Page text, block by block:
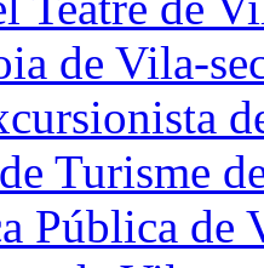
de Vila-
Turisme
Pública de